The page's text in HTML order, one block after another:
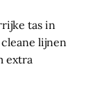
tas in
lijnen
extra